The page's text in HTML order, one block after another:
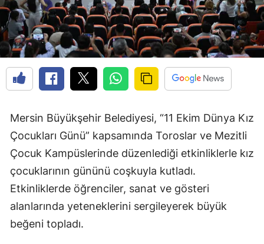
Mersin Büyükşehir Belediyesi, “11 Ekim Dünya Kız
Çocukları Günü” kapsamında Toroslar ve Mezitli
Çocuk Kampüslerinde düzenlediği etkinliklerle kız
çocuklarının gününü coşkuyla kutladı.
Etkinliklerde öğrenciler, sanat ve gösteri
alanlarında yeteneklerini sergileyerek büyük
beğeni topladı.